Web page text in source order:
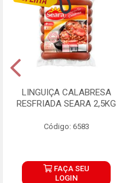
LINGUIÇA CALABRESA
RESFRIADA SEARA 2,5KG
Código: 6583
FAÇA SEU
LOGIN